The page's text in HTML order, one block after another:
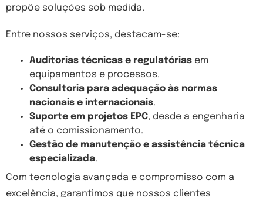
propõe soluções sob medida.
Entre nossos serviços, destacam-se:
Auditorias técnicas e regulatórias em
equipamentos e processos.
Consultoria para adequação às normas
nacionais e internacionais.
Suporte em projetos EPC, desde a engenharia
até o comissionamento.
Gestão de manutenção e assistência técnica
especializada.
Com tecnologia avançada e compromisso com a
excelência, garantimos que nossos clientes